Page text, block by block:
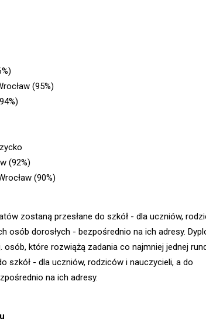
(95%)
(92%)
(90%)
zostaną przesłane do szkół - dla uczniów,
osób dorosłych - bezpośrednio na ich adresy.
które rozwiążą zadania co najmniej jednej
szkół - dla uczniów, rodziców i nauczycieli, a do
na ich adresy.